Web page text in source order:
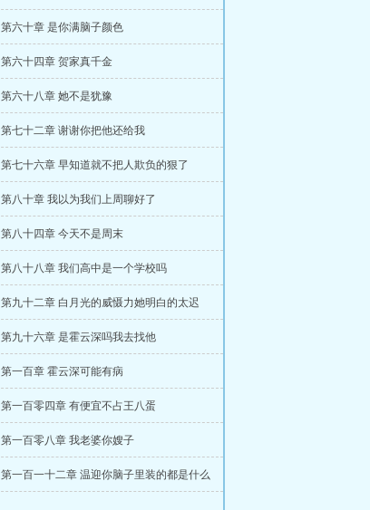
第六十章 是你满脑子颜色
第六十四章 贺家真千金
第六十八章 她不是犹豫
第七十二章 谢谢你把他还给我
第七十六章 早知道就不把人欺负的狠了
第八十章 我以为我们上周聊好了
第八十四章 今天不是周末
第八十八章 我们高中是一个学校吗
第九十二章 白月光的威慑力她明白的太迟
第九十六章 是霍云深吗我去找他
第一百章 霍云深可能有病
第一百零四章 有便宜不占王八蛋
第一百零八章 我老婆你嫂子
第一百一十二章 温迎你脑子里装的都是什么